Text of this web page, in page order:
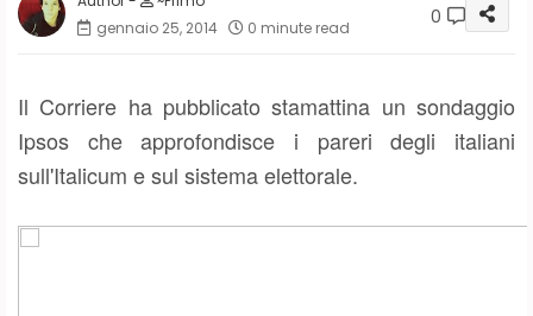
gennaio 25, 2014
0 minute read 0
Il Corriere ha pubblicato stamattina un sondaggio
Ipsos che approfondisce i pareri degli italiani
sull'Italicum e sul sistema elettorale.